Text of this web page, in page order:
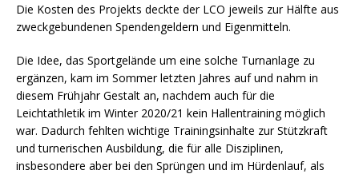
Die Kosten des Projekts deckte der LCO jeweils zur Hälfte aus
zweckgebundenen Spendengeldern und Eigenmitteln.
Die Idee, das Sportgelände um eine solche Turnanlage zu
ergänzen, kam im Sommer letzten Jahres auf und nahm in
diesem Frühjahr Gestalt an, nachdem auch für die
Leichtathletik im Winter 2020/21 kein Hallentraining möglich
war. Dadurch fehlten wichtige Trainingsinhalte zur Stützkraft
und turnerischen Ausbildung, die für alle Disziplinen,
insbesondere aber bei den Sprüngen und im Hürdenlauf, als